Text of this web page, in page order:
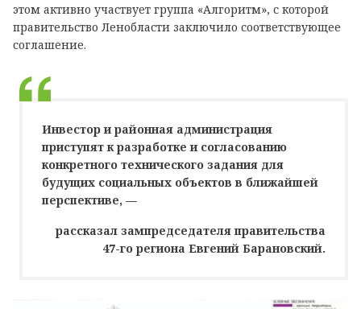
этом активно участвует группа «Алгоритм», с которой
правительство Ленобласти заключило соответствующее
соглашение.
Инвестор и районная администрация
приступят к разработке и согласованию
конкретного технического задания для
будущих социальных объектов в ближайшей
перспективе, —
рассказал зампредседателя правительства
47-го региона Евгений Барановский.